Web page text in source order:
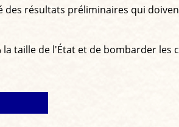
résultats préliminaires qui
taille de l'État et de bombarder